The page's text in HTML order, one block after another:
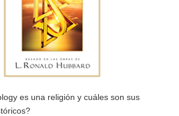
es una religión y cuáles son sus